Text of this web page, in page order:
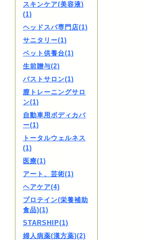
スキンケア(美容液)
(1)
ヘッドスパ専門店(1)
サニタリー(1)
ペット供養台(1)
生前贈与(2)
バストサロン(1)
膣トレーニングサロ
ン(1)
自動車用ボディカバ
ー(1)
トータルウェルネス
(1)
医療(1)
アート、芸術(1)
ヘアケア(4)
プロテイン(栄養補助
食品)(1)
STARSHIP(1)
婦人病薬(漢方薬)(2)